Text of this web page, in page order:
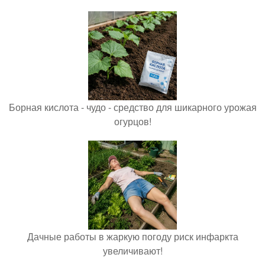
Борная кислота - чудо - средство для шикарного урожая
огурцов!
Дачные работы в жаркую погоду риск инфаркта
увеличивают!